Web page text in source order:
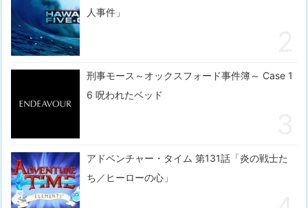
人事件」
刑事モース～オックスフォード事件簿～ Case 1
6 呪われたベッド
アドベンチャー・タイム 第131話「炎の戦士た
ち／ヒーローの心」